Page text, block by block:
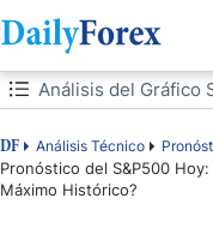
Tabla de contenidos
DF Análisis Técnico
Pronóstico del S&P500
Máximo Histórico?
Análisis del Gráfico
Análisis del Gráfico
Análisis del Gráfico Diario